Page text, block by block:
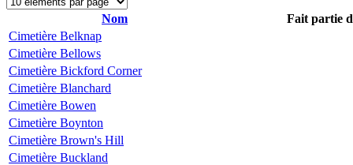
Nom
Fait partie
Cimetière Belknap
Cimetière Bellows
Cimetière Bickford Corner
Cimetière Blanchard
Cimetière Bowen
Cimetière Boynton
Cimetière Brown's Hill
Cimetière Buckland